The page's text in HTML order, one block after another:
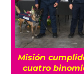
Misión
cuatro